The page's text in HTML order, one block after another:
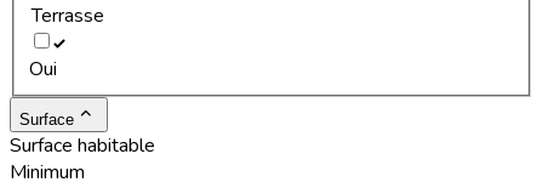
Terrasse
Oui
Surface
Surface habitable
Minimum